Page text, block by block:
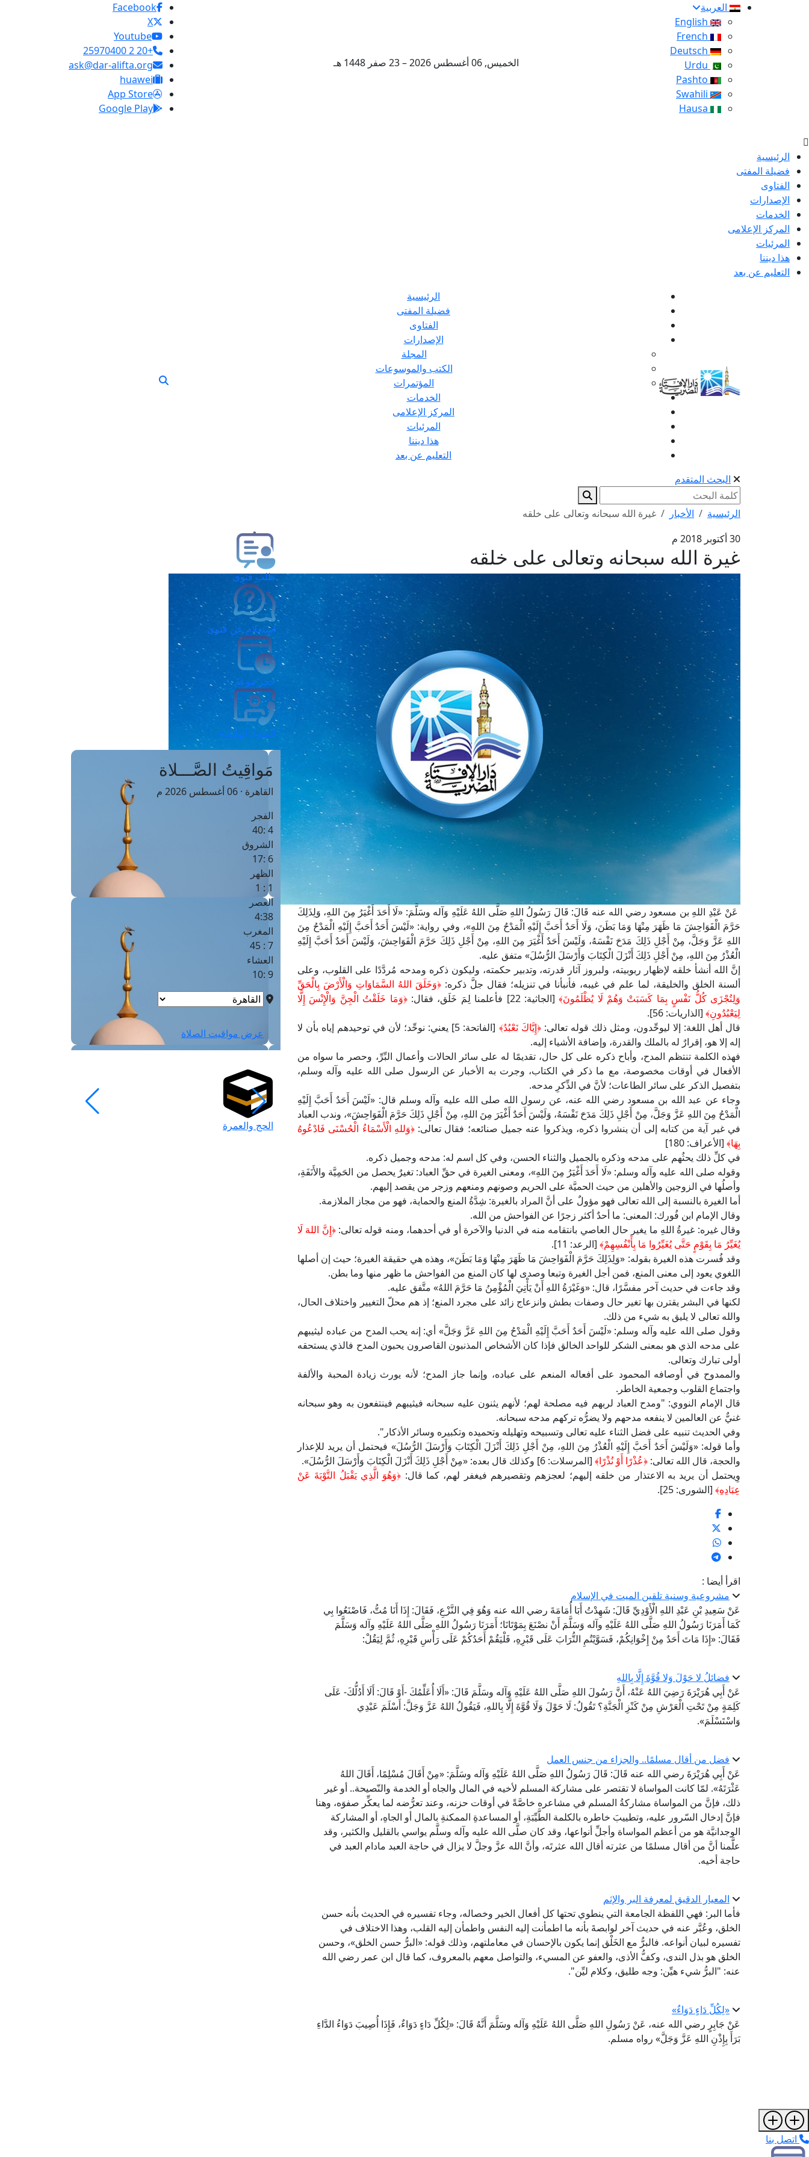
العربية
الخميس, 06 أغسطس 2026 – 23 صفر 1448 هـ
Facebook
X
Youtube
+20 2 25970400
ask@dar-alifta.org
huawei
App Store
Google Play
الرئيسية
فضيلة المفتى
الفتاوى
الإصدارات
الخدمات
المركز الإعلامى
المرئيات
هذا ديننا
التعليم عن بعد
الرئيسية
فضيلة المفتى
الفتاوى
الإصدارات
المجلة
الكتب والموسوعات
المؤتمرات
الخدمات
المركز الإعلامى
المرئيات
هذا ديننا
التعليم عن بعد
البحث المتقدم
الرئيسية الأخبار
غيرة الله سبحانه وتعالى على خلقه
30 أكتوبر 2018 م
غيرة الله سبحانه وتعالى على خلقه
عَنْ عَبْدِ اللهِ بن مسعود رضي الله عنه قَالَ: قَالَ رَسُولُ اللهِ صَلَّى اللهُ عَلَيْهِ وَآله وسَلَّمَ: «لَا أَحَدَ أَغْيَرُ مِنَ اللهِ، وَلِذَلِكَ
حَرَّمَ الْفَوَاحِشَ مَا ظَهَرَ مِنْهَا وَمَا بَطَنَ، وَلَا أَحَدٌ أَحَبَّ إِلَيْهِ الْمَدْحُ مِنَ اللهِ»، وفي رواية: «لَيْسَ أَحَدٌ أَحَبَّ إِلَيْهِ الْمَدْحُ مِنَ
اللهِ عَزَّ وَجَلَّ، مِنْ أَجْلِ ذَلِكَ مَدَحَ نَفْسَهُ، وَلَيْسَ أَحَدٌ أَغْيَرَ مِنَ اللهِ، مِنْ أَجْلِ ذَلِكَ حَرَّمَ الْفَوَاحِشَ، وَلَيْسَ أَحَدٌ أَحَبَّ إِلَيْهِ
الْعُذْرُ مِنَ اللهِ، مِنْ أَجْلِ ذَلِكَ أَنْزَلَ الْكِتَابَ وَأَرْسَلَ الرُّسُلَ» متفق عليه.
إنَّ الله أنشأ خلقه لإظهار ربوبيته، ولبروز آثار قدرته، وتدبير حكمته، وليكون ذكره ومدحه مُردَّدًا على القلوب، وعلى
ألسنة الخلق والخليقة، لما علم في غيبه، فأنبأنا في تنزيله؛ فقال جلَّ ذكره:﴿وَخَلَقَ اللهُ السَّمَاوَاتِ وَالْأَرْضَ بِالْحَقِّ
وَلِتُجْزَى كُلُّ نَفْسٍ بِمَا كَسَبَتْ وَهُمْ لَا يُظْلَمُونَ﴾[الجاثية: 22] فأعلمنا لِمَ خَلَق، فقال:
﴿وَمَا خَلَقْتُ الْجِنَّ وَالْإِنْسَ إِلَّا
لِيَعْبُدُونِ﴾ [الذاريات: 56].
قال أهل اللغة: إلا ليوحِّدون، ومثل ذلك قوله تعالى:﴿إِيَّاكَ نَعْبُدُ﴾
[الفاتحة: 5] يعني: نوحِّد؛ لأن في توحيدهم إياه بأن لا
إله إلا هو، إقرارٌ له بالملك والقدرة، وإضافة الأشياء إليه.
فهذه الكلمة تنتظم المدح، وأباح ذكره على كل حال، تقديمًا له على سائر الحالات وأعمال البِّرِّ، وحصر ما سواه من
الأفعال في أوقات مخصوصة، مع ما ذكر في الكتاب، وجرت به الأخبار عن الرسول صلى الله عليه وآله وسلم،
بتفصيل الذكر على سائر الطاعات؛ لأنَّ في الذِّكرِ مدحه.
وجاء عن عبد الله بن مسعود رضي الله عنه، عن رسول الله صلى الله عليه وآله وسلم قال: «لَيْسَ أَحَدٌ أَحَبَّ إِلَيْهِ
الْمَدْحُ مِنَ اللهِ عَزَّ وَجَلَّ، مِنْ أَجْلِ ذَلِكَ مَدَحَ نَفْسَهُ، وَلَيْسَ أَحَدٌ أَغْيَرَ مِنَ اللهِ، مِنْ أَجْلِ ذَلِكَ حَرَّمَ الْفَوَاحِشَ»، وندب العباد
في غير آية من كتابه إلى أن ينشروا ذكره، ويذكروا عنه جميل صنائعه؛ فقال تعالى:﴿وَللهِ الْأَسْمَاءُ الْحُسْنَى فَادْعُوهُ
بِهَا﴾ [الأعراف: 180]
في كلِّ ذلك يحثُهم على مدحه وذكره بالجميل والثناء الحسن، وفي كل اسم له: مدحه وجميل ذكره.
وقوله صلى الله عليه وآله وسلم: «لَا أَحَدَ أَغْيَرُ مِنَ اللهِ»، ومعنى الغيرة في حقِّ العباد: تغيرٌ يحصل من الحَمِيَّة والأَنَفَةِ،
وأصلُها في الزوجين والأهلين من حيث الحميَّة على الحريم وصونهم ومنعهم وزجر من يقصد إليهم.
أما الغيرة بالنسبة إلى الله تعالى فهو مؤولٌ على أنَّ المراد بالغيرة: شِدَّةُ المنع والحماية، فهو من مجاز الملازمة.
وقال الإمام ابن فُورك: المعنى: ما أحدٌ أكثر زجرًا عن الفواحش من الله.
وقال غيره: غيرةُ اللهِ ما يغير حال العاصي بانتقامه منه في الدنيا والآخرة أو في أحدهما، ومنه قوله تعالى:﴿إِنَّ اللهَ لَا
يُغَيِّرُ مَا بِقَوْمٍ حَتَّى يُغَيِّرُوا مَا بِأَنْفُسِهِمْ﴾ [الرعد: 11].
وقد فُسرت هذه الغيرة بقوله: «وَلِذَلِكَ حَرَّمَ الْفَوَاحِشَ مَا ظَهَرَ مِنْهَا وَمَا بَطَنَ»، وهذه هي حقيقة الغيرة؛ حيث إن أصلها
اللغوي يعود إلى معنى المنع، فمن أجل الغيرة وتبعا وصدى لها كان المنع من الفواحش ما ظهر منها وما بطن.
وقد جاءت في حديث آخر مفسَّرًا، قال: «وَغَيْرَةُ اللهِ أَنْ يَأْتِيَ الْمُؤْمِنُ مَا حَرَّمَ اللهُ» متَّفق عليه.
لكنها في البشر يقترن بها تغير حال وصفات بطش وانزعاج زائد على مجرد المنع؛ إذ هم محلّ التغيير واختلاف الحال،
والله تعالى لا يليق به شيء من ذلك.
وقول صلى الله عليه وآله وسلم: «لَيْسَ أَحَدٌ أَحَبَّ إِلَيْهِ الْمَدْحُ مِنَ اللهِ عَزَّ وَجَلَّ» أي: إنه يحب المدح من عباده ليثيبهم
على مدحه الذي هو بمعنى الشكر للواحد الخالق فإذا كان الأشخاص المذنبون القاصرون يحبون المدح فالذي يستحقه
أولى تبارك وتعالى.
والممدوح في أوصافه المحمود على أفعاله المنعم على عباده، وإنما جاز المدح؛ لأنه يورث زيادة المحبة والألفة
واجتماع القلوب وجمعية الخاطر.
قال الإمام النووي: "ومدح العباد لربهم فيه مصلحة لهم؛ لأنهم يثنون عليه سبحانه فيثيبهم فينتفعون به وهو سبحانه
غنيٌّ عن العالمين لا ينفعه مدحهم ولا يضرُّه تركهم مدحه سبحانه.
وفي الحديث تنبيه على فضل الثناء عليه تعالى وتسبيحه وتهليله وتحميده وتكبيره وسائر الأذكار".
وأما قوله: «وَلَيْسَ أَحَدٌ أَحَبَّ إِلَيْهِ الْعُذْرُ مِنَ اللهِ، مِنْ أَجْلِ ذَلِكَ أَنْزَلَ الْكِتَابَ وَأَرْسَلَ الرُّسُلَ» فيحتمل أن يريد للإعذار
والحجة، قال الله تعالى: ﴿عُذْرًا أَوْ نُذْرًا﴾ [المرسلات: 6] وكذلك قال بعده: «مِنْ أَجْلِ ذَلِكَ أَنْزَلَ الْكِتَابَ وَأَرْسَلَ الرُّسُلَ».
وِيحتمل أن يريد به الاعتذار من خلقه إليهم؛ لعجزهم وتقصيرهم فيغفر لهم، كما قال: ﴿وَهُوَ الَّذِي يَقْبَلُ التَّوْبَةَ عَنْ
عِبَادِهِ﴾ [الشورى: 25].
اقرأ أيضا :
مشروعية وسنية تلقين الميت في الإسلام
عَنْ سَعِيدِ بْنِ عَبْدِ اللهِ الْأَوْدِيِّ قَالَ: شَهِدْتُ أَبَا أُمَامَةَ رضي الله عنه وَهُوَ فِي النَّزْعِ، فَقَالَ: إِذَا أَنَا مُتُّ، فَاصْنَعُوا بِي
كَمَا أَمَرَنَا رَسُولُ اللهِ صَلَّى اللهُ عَلَيْهِ وآله وَسَلَّمَ أَنْ نصْنَعَ بِمَوْتَانَا؛ أَمَرَنَا رَسُولُ اللهِ صَلَّى اللهُ عَلَيْهِ وآله وَسَلَّمَ
فَقَالَ: «إِذَا مَاتَ أَحَدٌ مِنْ إِخْوَانِكُمْ، فَسَوَّيْتُمِ التُّرَابَ عَلَى قَبْرِهِ، فَلْيَقُمْ أَحَدُكُمْ عَلَى رَأْسِ قَبْرِهِ، ثُمَّ لِيَقُلْ:
فضائلُ لا حَوْلَ وَلا قُوَّةَ إِلَّا بِاللهِ
عَنْ أَبِي هُرَيْرَةَ رَضِيَ اللهُ عَنْهُ، أَنَّ رَسُولَ اللهِ صَلَّى اللهُ عَلَيْهِ وَآله وسَلَّمَ قَالَ: «أَلَا أُعَلِّمُكَ -أَوْ قَالَ: أَلَا أَدُلُّكَ- عَلَى
كَلِمَةٍ مِنْ تَحْتِ الْعَرْشِ مِنْ كَنْزِ الْجَنَّةِ؟ تَقُولُ: لَا حَوْلَ وَلَا قُوَّةَ إِلَّا بِاللهِ، فَيَقُولُ اللهُ عَزَّ وَجَلَّ: أَسْلَمَ عَبْدِي
وَاسْتَسْلَمَ».
فضل من أقال مسلمًا.. والجزاء من جنس العمل
عَنْ أَبِي هُرَيْرَةَ رضي الله عنه قَالَ: قَالَ رَسُولُ اللهِ صَلَّى اللهُ عَلَيْهِ وَآله وسَلَّمَ: «مِنْ أَقَالَ مُسْلِمًا، أَقَالَ اللهُ
عَثْرَتَهُ». لمّا كانت المواساة لا تقتصر على مشاركة المسلم لأخيه في المال والجاه أو الخدمة والنّصيحة.. أو غير
ذلك، فإنَّ من المواساة مشاركةُ المسلم في مشاعره خاصَّةً في أوقات حزنه، وعند تعرُّضه لما يعكِّر صفوَه، وهنا
فإنَّ إدخال السّرور عليه، وتطييبَ خاطره بالكلمة الطَّيِّبَةِ، أو المساعدةِ الممكنةِ بالمال أو الجاهِ، أو المشاركة
الوجدانيَّة هو من أعظم المواساة وأجلِّ أنواعها، وقد كان صلَّى الله عليه وآله وسلَّم يواسي بالقليل والكثير، وقد
علَّمنا أنَّ من أقال مسلمًا من عثرته أقال الله عثرتَه، وأنَّ الله عزَّ وجلَّ لا يزال في حاجة العبد مادام العبد في
حاجة أخيه.
المعيار الدقيق لمعرفة البر والإثم
فأما البر: فهي اللفظة الجامعة التي ينطوي تحتها كل أفعال الخير وخصاله، وجاء تفسيره في الحديث بأنه حسن
الخلق، وعُبَّر عنه في حديث آخر لوابصةَ بأنه ما اطمأنت إليه النفس واطمأن إليه القلب، وهذا الاختلاف في
تفسيره لبيان أنواعه. فالبرُّ مع الخَلْق إنما يكون بالإحسان في معاملتهم، وذلك قوله: «البرُّ حسن الخلق»، وحسن
الخلق هو بذل الندى، وكفُّ الأذى، والعفو عن المسيء، والتواصل معهم بالمعروف، كما قال ابن عمر رضي الله
عنه: "البرُّ شيء هيِّن: وجه طليق، وكلام ليِّن".
«لِكُلِّ دَاءٍ دَوَاءٌ»
عَنْ جَابِرٍ رضي الله عنه، عَنْ رَسُولِ اللهِ صَلَّى اللهُ عَلَيْهِ وَآله وسَلَّمَ أَنَّهُ قَالَ: «لِكُلِّ دَاءٍ دَوَاءٌ، فَإِذَا أُصِيبَ دَوَاءُ الدَّاءِ
بَرَأَ بِإِذْنِ اللهِ عَزَّ وَجَلَّ» رواه مسلم.
طلب فتوى
استعلام عن فتوى
حجز موعد
الفتوى الهاتفية
مَواقِيتُ الصَّـــلاة
القاهرة · 06 أغسطس 2026 م
الفجر
4 :40
الشروق
6 :17
الظهر
1 : 1
العصر
4:38
المغرب
7 : 45
العشاء
9 :10
عرض مواقيت الصلاة
الحج والعمرة
اتصل بنا